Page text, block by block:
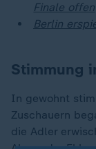
Finale offen
Berlin
Stimmung
In gewohnt
Zuschauern
die Adler